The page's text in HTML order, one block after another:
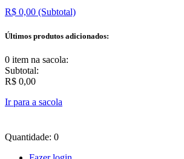
R$ 0,00 (Subtotal)
Últimos produtos adicionados:
0 item na sacola:
Subtotal:
R$ 0,00
Ir para a sacola
Quantidade: 0